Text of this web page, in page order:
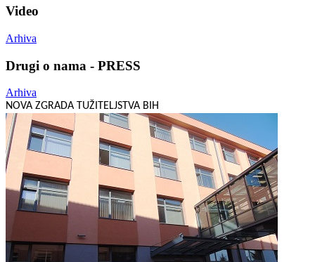
Video
Arhiva
Drugi o nama - PRESS
Arhiva
NOVA ZGRADA TUŽITELJSTVA BIH